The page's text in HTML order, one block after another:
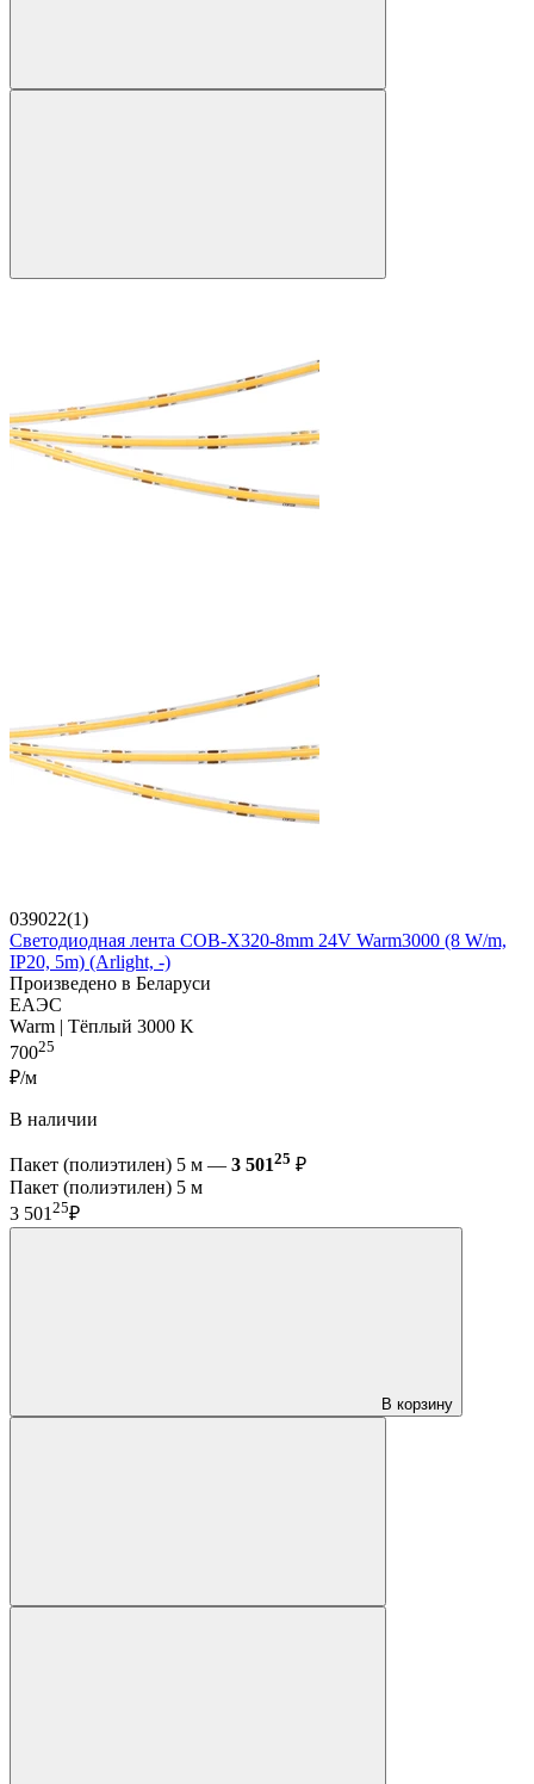
039022(1)
Светодиодная лента COB-X320-8mm 24V Warm3000 (8 W/m,
IP20, 5m) (Arlight, -)
Произведено в Беларуси
ЕАЭС
Warm | Тёплый 3000 K
70025
₽/м
В наличии
Пакет (полиэтилен) 5 м — 3 50125 ₽
Пакет (полиэтилен) 5 м
3 50125₽
В корзину